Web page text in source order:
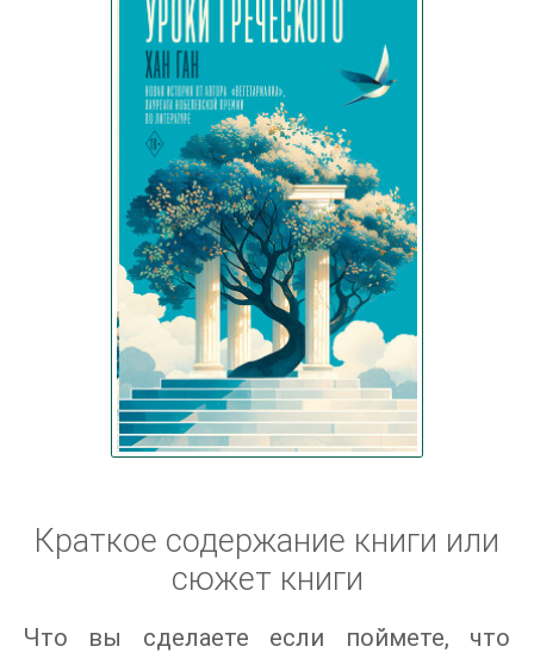
Краткое содержание книги или
сюжет книги
Что вы сделаете если поймете, что